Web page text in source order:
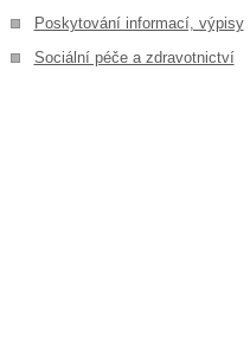
Poskytování informací, výpisy
Sociální péče a zdravotnictví